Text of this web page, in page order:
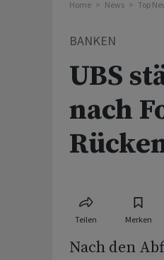
Home News Top
BANKEN
UBS
nach
Teilen Merken
Nach den